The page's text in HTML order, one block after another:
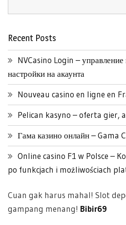
Recent Posts
NVCasino Login –
настройки на акаунта
Nouveau casino en ligne en
Pelican kasyno – oferta gier,
Гама казино онлайн – Gama
Online casino F1 w Polsce –
po funkcjach i możliwościach
Cuan gak harus mahal! Slot
gampang menang! Bibir69